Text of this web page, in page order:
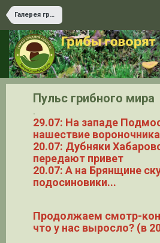
Галерея грибов
Пульс грибного мира
.
29.07: На западе
нашествие вороночника
20.07: Дубняки
передают привет
20.07: А на Брянщине
подосиновики...
Продолжаем смотр-
что у нас выросло? (в